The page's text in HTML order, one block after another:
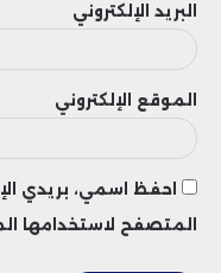
على المستوى
وتيرة اتخاذ
البريد الإلكتروني
الموقع الإلكتروني
احفظ اسمي، بريدي
المتصفح لاستخدامها